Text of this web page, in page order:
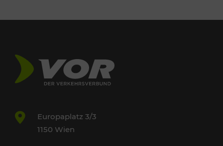
Europaplatz 3/3
1150 Wien